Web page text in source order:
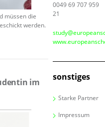
müssen die
werden.
im
0049 69 707 959
21
sonstiges
Starke Partner
Impressum